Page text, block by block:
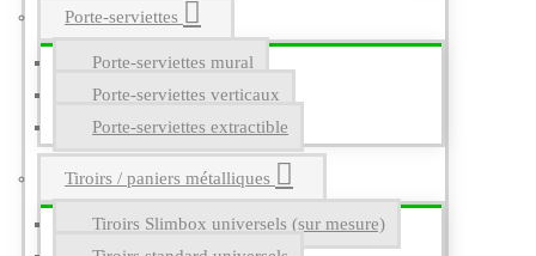
Porte-serviettes
Porte-serviettes mural
Porte-serviettes verticaux
Porte-serviettes extractible
Tiroirs / paniers métalliques
Tiroirs Slimbox universels (sur mesure)